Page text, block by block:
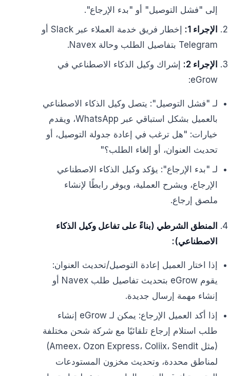
إلى "فشل التوصيل" أو "بدء الإرجاع".
الإجراء 1:
إخطار فريق خدمة العملاء عبر Slack أو
Telegram بتفاصيل الطلب وحالة Navex.
الإجراء 2:
إشراك وكيل الذكاء الاصطناعي في
eGrow:
لـ "فشل التوصيل": يتصل وكيل الذكاء الاصطناعي
بالعميل بشكل استباقي عبر WhatsApp، ويقدم
خيارات: "هل ترغب في إعادة جدولة التوصيل، أو
تحديث العنوان، أو إلغاء الطلب؟"
لـ "بدء الإرجاع": يؤكد وكيل الذكاء الاصطناعي
الإرجاع، ويشرح العملية، ويوفر رابطًا لإنشاء
ملصق إرجاع.
المنطق الشرطي (بناءً على تفاعل وكيل الذكاء
الاصطناعي):
إذا اختار العميل إعادة التوصيل/تحديث العنوان:
يقوم eGrow بتحديث تفاصيل طلب Navex أو
إنشاء مهمة إرسال جديدة.
إذا أكد العميل الإرجاع: يمكن لـ eGrow إنشاء
طلب استلام إرجاع تلقائيًا مع شركة شحن مختلفة
(مثل Ameex، Ozon Express، Coliix، Sendit)
لمناطق محددة، وتحديث مخزون المستودعات